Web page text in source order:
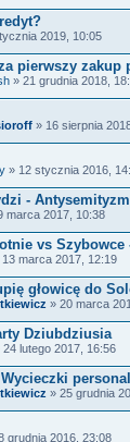
2019, 10:05
pierwszy zakup
» 21 grudnia 2018,
» 16 sierpnia
» 12 stycznia 2016,
-
marca 2017, 10:38
vs
13 marca 2017, 12:19
głowicę do
» 20 marca
Dziubdziusia
24 lutego 2017, 16:56
» 25 grudnia
grudnia 2016, 23:08